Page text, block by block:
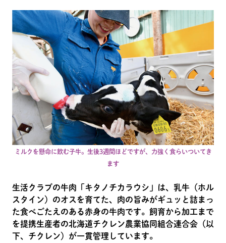
ミルクを懸命に飲む子牛。生後3週間ほどですが、力強く食らいついてき
ます
生活クラブの牛肉「キタノチカラウシ」は、乳牛（ホル
スタイン）のオスを育てた、肉の旨みがギュッと詰まっ
た食べごたえのある赤身の牛肉です。飼育から加工まで
を提携生産者の北海道チクレン農業協同組合連合会（以
下、チクレン）が一貫管理しています。